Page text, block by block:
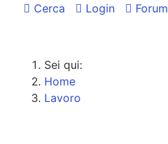
Cerca Login Forum
Sei qui:
Home
Lavoro